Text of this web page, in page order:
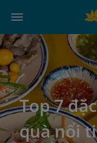
Top 7
quà nổi